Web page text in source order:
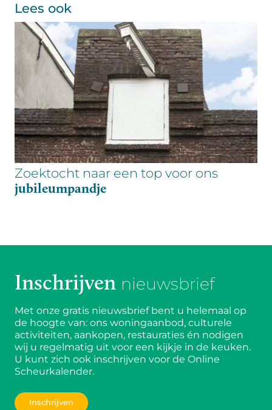
Lees ook
Zoektocht naar een top voor ons
jubileumpandje
Inschrijven nieuwsbrief
Met onze gratis nieuwsbrief bent u helemaal op
de hoogte van: ons woningaanbod, culturele
activiteiten, aankopen, restauraties én nodigen
wij u regelmatig uit voor een kijkje in de keuken.
U kunt zich ook inschrijven voor de Online
Scheurkalender.
Inschrijven